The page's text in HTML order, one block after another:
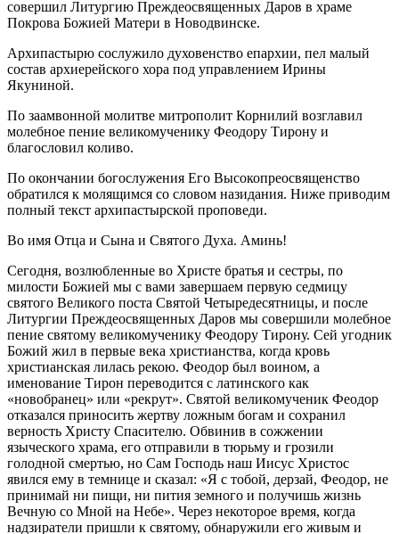
совершил Литургию Преждеосвященных Даров в храме
Покрова Божией Матери в Новодвинске.
Архипастырю сослужило духовенство епархии, пел малый
состав архиерейского хора под управлением Ирины
Якуниной.
По заамвонной молитве митрополит Корнилий возглавил
молебное пение великомученику Феодору Тирону и
благословил коливо.
По окончании богослужения Его Высокопреосвященство
обратился к молящимся со словом назидания. Ниже приводим
полный текст архипастырской проповеди.
Во имя Отца и Сына и Святого Духа. Аминь!
Сегодня, возлюбленные во Христе братья и сестры, по
милости Божией мы с вами завершаем первую седмицу
святого Великого поста Святой Четыредесятницы, и после
Литургии Преждеосвященных Даров мы совершили молебное
пение святому великомученику Феодору Тирону. Сей угодник
Божий жил в первые века христианства, когда кровь
христианская лилась рекою. Феодор был воином, а
именование Тирон переводится с латинского как
«новобранец» или «рекрут». Святой великомученик Феодор
отказался приносить жертву ложным богам и сохранил
верность Христу Спасителю. Обвинив в сожжении
языческого храма, его отправили в тюрьму и грозили
голодной смертью, но Сам Господь наш Иисус Христос
явился ему в темнице и сказал: «Я с тобой, дерзай, Феодор, не
принимай ни пищи, ни пития земного и получишь жизнь
Вечную со Мной на Небе». Через некоторое время, когда
надзиратели пришли к святому, обнаружили его живым и